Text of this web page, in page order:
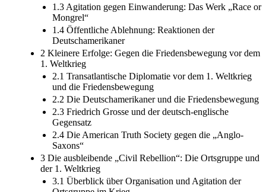
1.3 Agitation gegen Einwanderung: Das Werk „Race or
Mongrel“
1.4 Öffentliche Ablehnung: Reaktionen der
Deutschamerikaner
2 Kleinere Erfolge: Gegen die Friedensbewegung vor dem
1. Weltkrieg
2.1 Transatlantische Diplomatie vor dem 1. Weltkrieg
und die Friedensbewegung
2.2 Die Deutschamerikaner und die Friedensbewegung
2.3 Friedrich Grosse und der deutsch-englische
Gegensatz
2.4 Die American Truth Society gegen die „Anglo-
Saxons“
3 Die ausbleibende „Civil Rebellion“: Die Ortsgruppe und
der 1. Weltkrieg
3.1 Überblick über Organisation und Agitation der